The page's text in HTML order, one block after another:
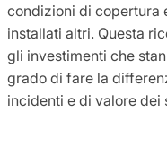
condizioni di copertura
installati altri. Questa
gli investimenti che
grado di fare la
incidenti e di valore dei